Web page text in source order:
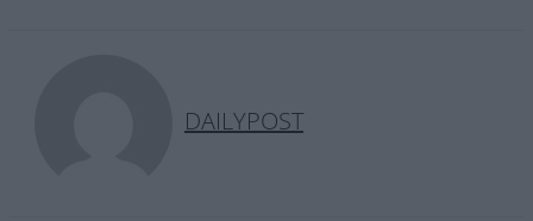
DAILYPOST